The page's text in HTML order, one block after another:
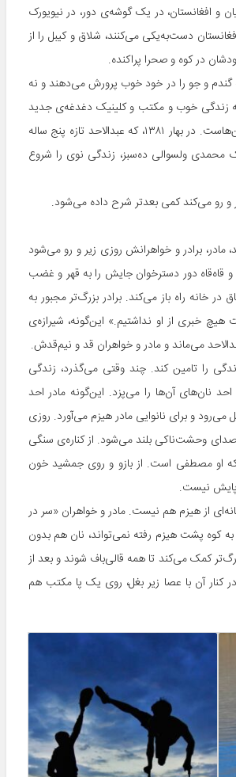
و افغانستان، در یک گوشه‌ی دور، در نیویورک
می‌شوند. خزان ۱۳۸۰ که سر می‌رسد، جهان و افغانستان دست‌به‌یکی می‌کنند، شلاق و کیبل را از
در کوه و صحرا پراکنده.
و جو را در خود خوب پرورش می‌دهند و نه
به زندگی خوب و مکتب و کلینیک دغدغه‌ی جدید
مردم می‌شود. دل از دل‌خانه می‌کَنند و بسیاری‌ها از ورس کوچ می‌کنند. خانواده‌ی عبدالاحد، یکی از این‌هاست. در بهار ۱۳۸۱، که عبدالاحد تازه پنج ساله
محمدی ولسوالی ده‌سبز، زندگی نوی را شروع
و رو می‌کند کمی بعدتر شرح داده می‌شود.
مادر، برادر و خواهرانش روزی زیر و رو می‌شود
قاه‌قاه دور دسترخوان جایش را به قهر و غضب
راه باز می‌کند. برادر بزرگ‌تر مجبور به
خبری از او نداشتیم.» این‌گونه، شیرازه‌ی
می‌ماند و مادر و خواهران قد و نیم‌قدش.
را تامین کند. چند وقتی می‌گذرد، زندگی
نان‌های آن‌ها را می‌پزد. این‌گونه مادر احد
و برای نانوایی مادر هیزم می‌آورد. روزی
وحشت‌ناکی بلند می‌شود. از کناره‌ی سنگی
او مصطفی است. از بازو و روی جمشید خون
پایش نیست.
از هیزم هم نیست. مادر و خواهران «سر در
به کوه پشت هیزم رفته نمی‌تواند، نان هم بدون
کمک می‌کند تا همه قالی‌باف شوند و بعد از
کنار آن با عصا زیر بغل، روی یک پا مکتب هم